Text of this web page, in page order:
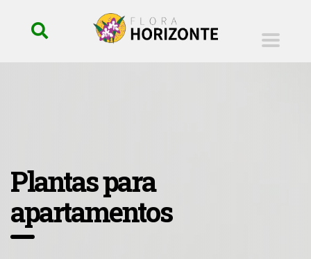
Plantas para
apartamentos